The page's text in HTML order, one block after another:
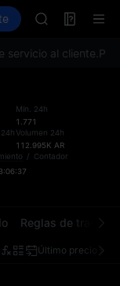
InformaciónSKYAI
SPCX sube
SKYAI
SPCX sube
al cliente.
Mín. 24h
1.771
Volumen 24h
112.995K AR
/ Contador
Reglas de trading
Último precio